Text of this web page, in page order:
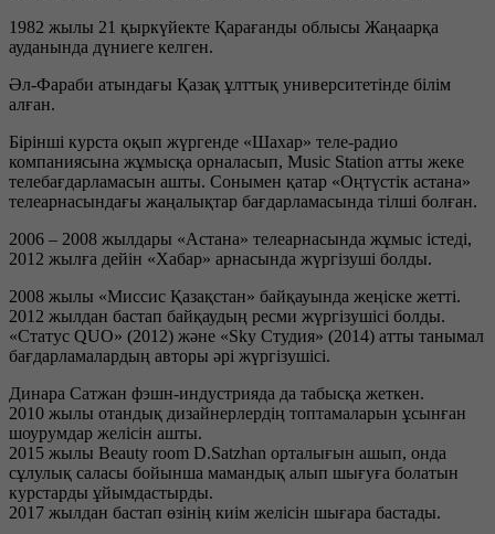
1982 жылы 21 қыркүйекте Қарағанды облысы Жаңаарқа
ауданында дүниеге келген.
Әл-Фараби атындағы Қазақ ұлттық университетінде білім
алған.
Бірінші курста оқып жүргенде «Шахар» теле-радио
компаниясына жұмысқа орналасып, Music Station атты жеке
телебағдарламасын ашты. Сонымен қатар «Оңтүстік астана»
телеарнасындағы жаңалықтар бағдарламасында тілші болған.
2006 – 2008 жылдары «Астана» телеарнасында жұмыс істеді,
2012 жылға дейін «Хабар» арнасында жүргізуші болды.
2008 жылы «Миссис Қазақстан» байқауында жеңіске жетті.
2012 жылдан бастап байқаудың ресми жүргізушісі болды.
«Статус QUO» (2012) және «Sky Студия» (2014) атты танымал
бағдарламалардың авторы әрі жүргізушісі.
Динара Сатжан фэшн-индустрияда да табысқа жеткен.
2010 жылы отандық дизайнерлердің топтамаларын ұсынған
шоурумдар желісін ашты.
2015 жылы Beauty room D.Satzhan орталығын ашып, онда
сұлулық саласы бойынша мамандық алып шығуға болатын
курстарды ұйымдастырды.
2017 жылдан бастап өзінің киім желісін шығара бастады.